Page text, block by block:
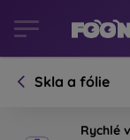
Skla a fólie
Rychlé